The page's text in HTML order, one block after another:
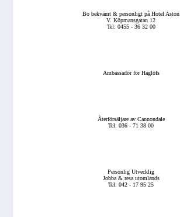
Bo bekvämt & personligt på Hotel Aston
V. Köpmansgatan 12
Tel: 0455 - 36 32 00
Ambassadör för Haglöfs
Återförsäljare av Cannondale
Tel: 036 - 71 38 00
Personlig Utvecklig
Jobba & resa utomlands
Tel: 042 - 17 95 25